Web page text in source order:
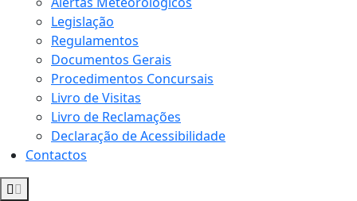
Legislação
Regulamentos
Documentos Gerais
Procedimentos Concursais
Livro de Visitas
Livro de Reclamações
Declaração de Acessibilidade
Contactos